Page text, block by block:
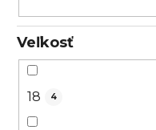
Veľkosť
18 4